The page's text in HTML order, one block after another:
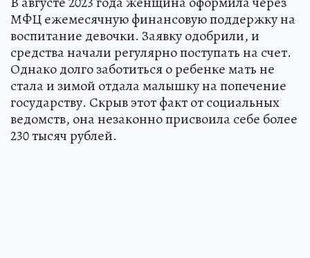
МФЦ ежемесячную финансовую поддержку на
воспитание девочки. Заявку одобрили, и
средства начали регулярно поступать на счет.
Однако долго заботиться о ребенке мать не
стала и зимой отдала малышку на попечение
государству. Скрыв этот факт от социальных
ведомств, она незаконно присвоила себе более
230 тысяч рублей.